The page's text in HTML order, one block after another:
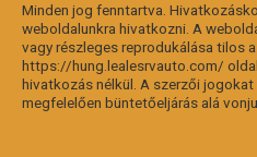
Minden jog fenntartva.
weboldalunkra hivatkozni. A
vagy részleges reprodukálása tilos a
https://hung.lealesrvauto.com/
hivatkozás nélkül. A szerzői
megfelelően büntetőeljárás alá